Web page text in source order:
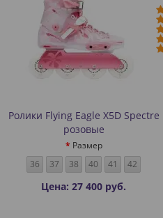
Ролики Flying Eagle X5D Spectre
розовые
Размер
36
37 38 40 41 42
Цена: 27 400 руб.